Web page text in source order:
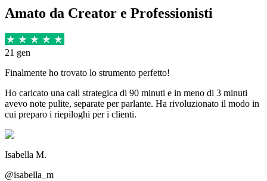
Amato da Creator e Professionisti
21 gen
Finalmente ho trovato lo strumento perfetto!
Ho caricato una call strategica di 90 minuti e in meno di 3 minuti
avevo note pulite, separate per parlante. Ha rivoluzionato il modo in
cui preparo i riepiloghi per i clienti.
Isabella M.
@isabella_m